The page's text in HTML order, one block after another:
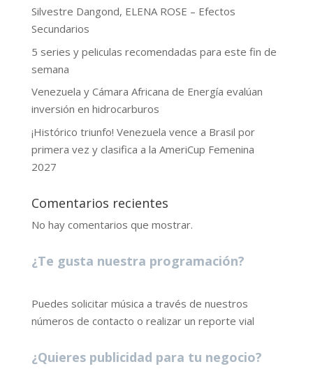
Silvestre Dangond, ELENA ROSE – Efectos
Secundarios
5 series y peliculas recomendadas para este fin de
semana
Venezuela y Cámara Africana de Energía evalúan
inversión en hidrocarburos
¡Histórico triunfo! Venezuela vence a Brasil por
primera vez y clasifica a la AmeriCup Femenina
2027
Comentarios recientes
No hay comentarios que mostrar.
¿Te gusta nuestra programación?
Puedes solicitar música a través de nuestros
números de contacto o realizar un reporte vial
¿Quieres publicidad para tu negocio?